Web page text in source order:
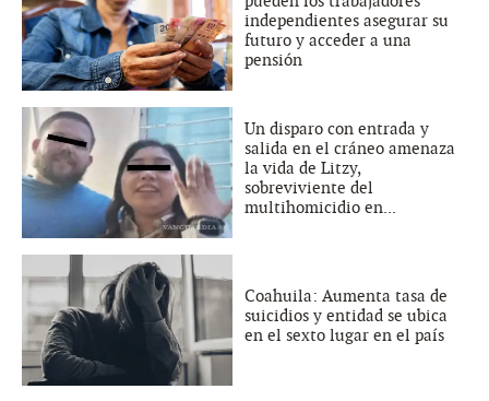
independientes asegurar su
futuro y acceder a una
pensión
Un disparo con entrada y
salida en el cráneo amenaza
la vida de Litzy,
sobreviviente del
multihomicidio en...
Coahuila: Aumenta tasa de
suicidios y entidad se ubica
en el sexto lugar en el país